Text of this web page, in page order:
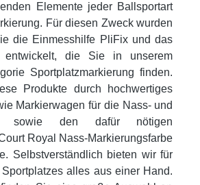
Elemente jeder Ballsportart
Für diesen Zweck wurden
die Einmesshilfe PliFix und das
entwickelt, die Sie in unserem
Sportplatzmarkierung finden.
Produkte durch hochwertiges
Markierwagen für die Nass- und
sowie den dafür nötigen
Royal Nass-Markierungsfarbe
Selbstverständlich bieten wir für
alles aus einer Hand.